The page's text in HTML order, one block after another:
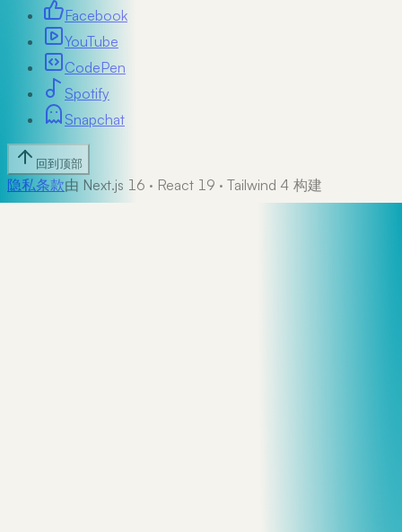
Facebook
YouTube
CodePen
Spotify
Snapchat
回到顶部
隐私条款由 Next.js 16 · React 19 · Tailwind 4 构建